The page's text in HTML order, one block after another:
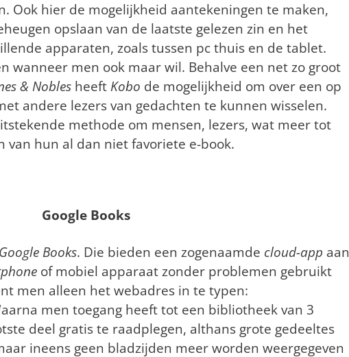
Ook hier de mogelijkheid aantekeningen te maken,
opslaan van de laatste gelezen zin en het
apparaten, zoals tussen pc thuis en de tablet.
wanneer men ook maar wil. Behalve een net zo groot
& Nobles heeft Kobo de mogelijkheid om over een op
andere lezers van gedachten te kunnen wisselen.
methode om mensen, lezers, wat meer tot
van hun al dan niet favoriete e-book.
Google Books
Google Books. Die bieden een zogenaamde cloud-app aan
of mobiel apparaat zonder problemen gebruikt
men alleen het webadres in te typen:
men toegang heeft tot een bibliotheek van 3
deel gratis te raadplegen, althans grote gedeeltes
ineens geen bladzijden meer worden weergegeven